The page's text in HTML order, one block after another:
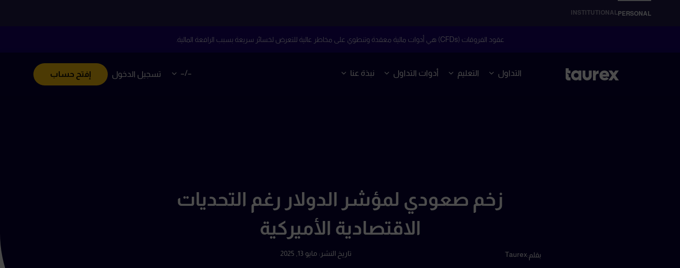
PERSONAL
INSTITUTIONAL
عقود الفروقات (CFDs) هي أدوات مالية معقدة وتنطوي على مخاطر عالية للتعرض لخسائر سريعة بسبب الرافعة المالية.
التداول التعليم أدوات التداول نبذة عنا –/– تسجيل الدخول إفتح حساب
زخم صعودي لمؤشر الدولار رغم التحديات
الاقتصادية الأميركية
بقلم:Taurex تاريخ النشر: مايو 13, 2025